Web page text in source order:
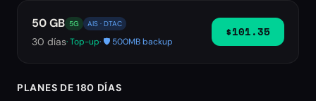
50 GB 5G AIS · DTAC
30 días· Top-up· 🛡️ 500MB backup
$101.35
PLANES DE 180 DÍAS